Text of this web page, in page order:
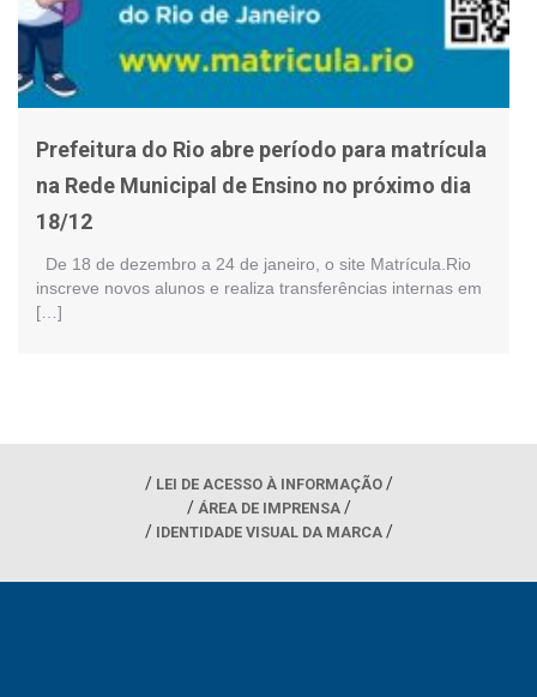
Prefeitura do Rio abre período para matrícula
na Rede Municipal de Ensino no próximo dia
18/12
De 18 de dezembro a 24 de janeiro, o site Matrícula.Rio
inscreve novos alunos e realiza transferências internas em
[…]
LEI DE ACESSO À INFORMAÇÃO
ÁREA DE IMPRENSA
IDENTIDADE VISUAL DA MARCA